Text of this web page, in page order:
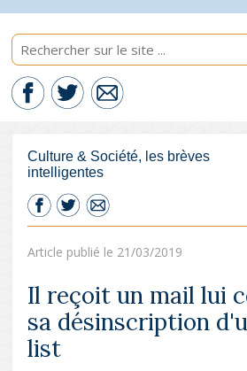
Culture & Société, les brèves
intelligentes
Article publié le 21/03/2019
Il reçoit un mail lui
sa désinscription
list